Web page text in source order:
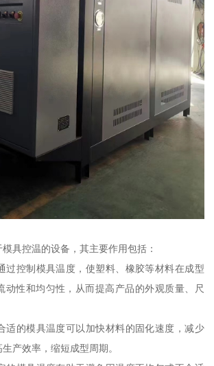
具控温的设备，其主要作用包括：
过控制模具温度，使塑料、橡胶等材料在成型
动性和均匀性，从而提高产品的外观质量、尺
适的模具温度可以加快材料的固化速度，减少
产效率，缩短成型周期。